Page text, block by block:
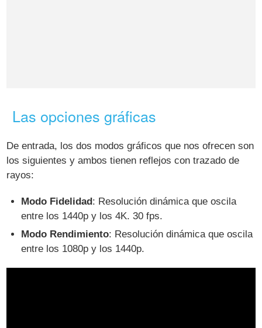
Las opciones gráficas
De entrada, los dos modos gráficos que nos ofrecen son
los siguientes y ambos tienen reflejos con trazado de
rayos:
Modo Fidelidad: Resolución dinámica que oscila
entre los 1440p y los 4K. 30 fps.
Modo Rendimiento: Resolución dinámica que oscila
entre los 1080p y los 1440p.